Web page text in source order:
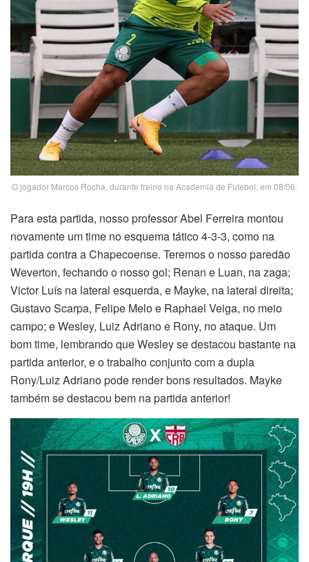
O jogador Marcos Rocha, durante treino na Academia de Futebol, em 08/06.
Para esta partida, nosso professor Abel Ferreira montou
novamente um time no esquema tático 4-3-3, como na
partida contra a Chapecoense. Teremos o nosso paredão
Weverton, fechando o nosso gol; Renan e Luan, na zaga;
Victor Luís na lateral esquerda, e Mayke, na lateral direita;
Gustavo Scarpa, Felipe Melo e Raphael Veiga, no meio
campo; e Wesley, Luiz Adriano e Rony, no ataque. Um
bom time, lembrando que Wesley se destacou bastante na
partida anterior, e o trabalho conjunto com a dupla
Rony/Luiz Adriano pode render bons resultados. Mayke
também se destacou bem na partida anterior!